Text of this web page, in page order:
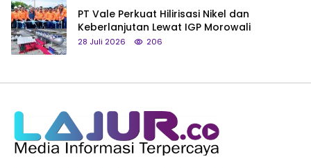
PT Vale Perkuat Hilirisasi Nikel dan
Keberlanjutan Lewat IGP Morowali
28 Juli 2026 206